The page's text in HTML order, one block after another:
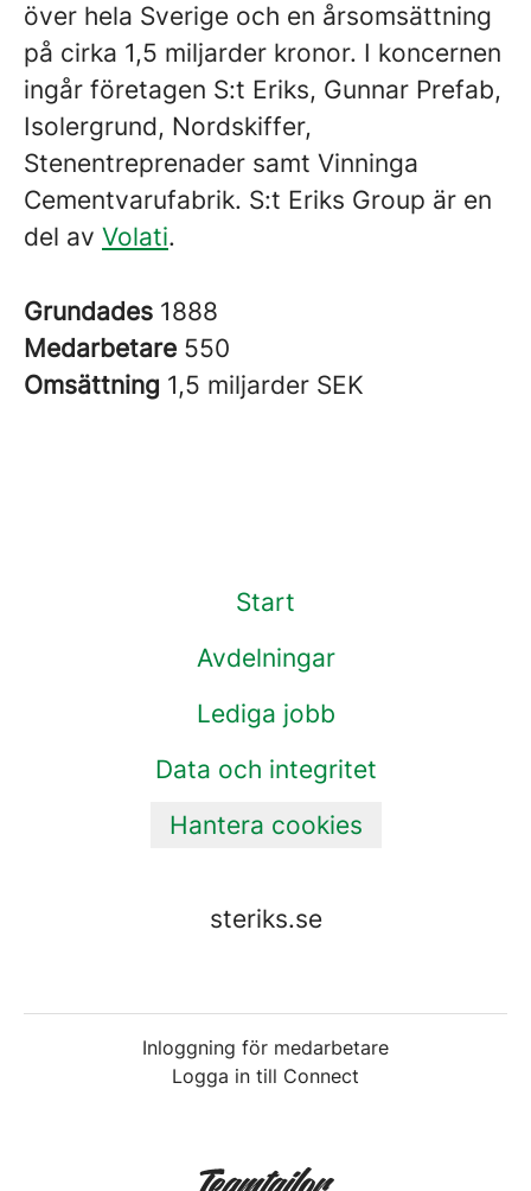
över hela Sverige och en årsomsättning
på cirka 1,5 miljarder kronor. I koncernen
ingår företagen S:t Eriks, Gunnar Prefab,
Isolergrund, Nordskiffer,
Stenentreprenader samt Vinninga
Cementvarufabrik. S:t Eriks Group är en
del av Volati.
Grundades 1888
Medarbetare 550
Omsättning 1,5 miljarder SEK
Start
Avdelningar
Lediga jobb
Data och integritet
Hantera cookies
steriks.se
Inloggning för medarbetare
Logga in till Connect